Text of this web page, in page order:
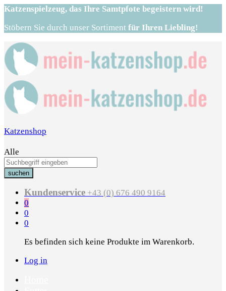
Katzenspielzeug, das Ihre Samtpfote begeistern wird!
Stöbern Sie durch unser Sortiment für Ihren Liebling!
Katzenshop
Alle
suchen
Kundenservice +43 (0) 676 490 9164
0
0
0
Es befinden sich keine Produkte im Warenkorb.
Log in